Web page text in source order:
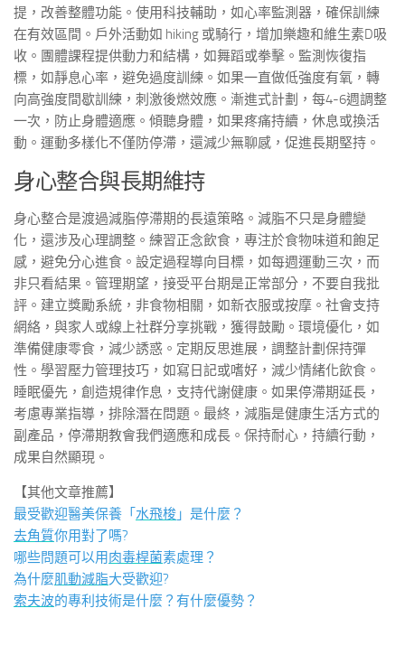
提，改善整體功能。使用科技輔助，如心率監測器，確保訓練
在有效區間。戶外活動如 hiking 或騎行，增加樂趣和維生素D吸
收。團體課程提供動力和結構，如舞蹈或拳擊。監測恢復指
標，如靜息心率，避免過度訓練。如果一直做低強度有氧，轉
向高強度間歇訓練，刺激後燃效應。漸進式計劃，每4-6週調整
一次，防止身體適應。傾聽身體，如果疼痛持續，休息或換活
動。運動多樣化不僅防停滯，還減少無聊感，促進長期堅持。
身心整合與長期維持
身心整合是渡過減脂停滯期的長遠策略。減脂不只是身體變
化，還涉及心理調整。練習正念飲食，專注於食物味道和飽足
感，避免分心進食。設定過程導向目標，如每週運動三次，而
非只看結果。管理期望，接受平台期是正常部分，不要自我批
評。建立獎勵系統，非食物相關，如新衣服或按摩。社會支持
網絡，與家人或線上社群分享挑戰，獲得鼓勵。環境優化，如
準備健康零食，減少誘惑。定期反思進展，調整計劃保持彈
性。學習壓力管理技巧，如寫日記或嗜好，減少情緒化飲食。
睡眠優先，創造規律作息，支持代謝健康。如果停滯期延長，
考慮專業指導，排除潛在問題。最終，減脂是健康生活方式的
副產品，停滯期教會我們適應和成長。保持耐心，持續行動，
成果自然顯現。
【其他文章推薦】
最受歡迎醫美保養「 水飛梭 」是什麼？
去角質你用對了嗎?
哪些問題可以用肉毒桿菌素處理？
為什麼肌動減脂大受歡迎?
索夫波的專利技術是什麼？有什麼優勢？